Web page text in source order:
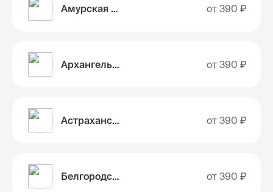
Амурская область от 390 ₽
Архангельская область от 390 ₽
Астраханская область от 390 ₽
Белгородская область от 390 ₽